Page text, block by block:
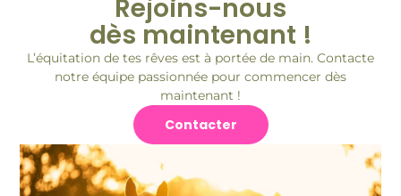
Rejoins-nous
dès maintenant !
L’équitation de tes rêves est à portée de main. Contacte
notre équipe passionnée pour commencer dès
maintenant !
Contacter